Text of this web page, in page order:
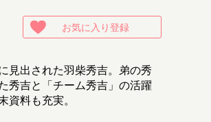
お気に入り登録
見出された羽柴秀吉。弟の秀
秀吉と「チーム秀吉」の活躍
資料も充実。